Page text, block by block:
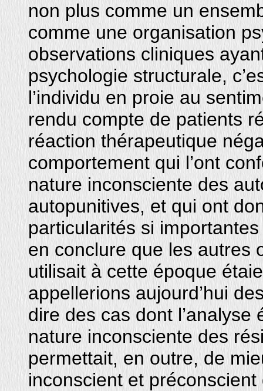
non plus comme un
comme une organisation
observations cliniques
psychologie structurale,
l’individu en proie au
rendu compte de patients
réaction thérapeutique
comportement qui l’ont
nature inconsciente des
autopunitives, et qui ont
particularités si
en conclure que les autres
utilisait à cette époque
appellerions aujourd’hui
dire des cas dont
nature inconsciente des
permettait, en outre, de
inconscient et préconscient